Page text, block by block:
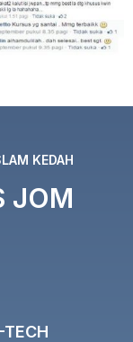
KEDAH
JOM